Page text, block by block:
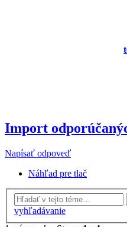
Import
Napísať odpoveď
Náhľad pre tlač
vyhľadávanie